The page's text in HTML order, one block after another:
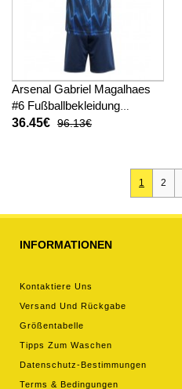
Arsenal Gabriel Magalhaes
#6 Fußballbekleidung
Auswärtstrikot Kinder 2025-
36.45€ 96.13€
1 2
INFORMATIONEN
Kontaktiere Uns
Versand Und Rückgabe
Größentabelle
Tipps Zum Waschen
Datenschutz-Bestimmungen
Terms & Bedingungen